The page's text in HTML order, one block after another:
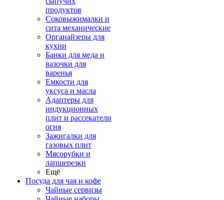
продуктов
Соковыжималки и
сита механические
Органайзеры для
кухни
Банки для меда и
вазочки для
варенья
Емкости для
уксуса и масла
Адаптеры для
индукционных
плит и рассекатели
огня
Зажигалки для
газовых плит
Мясорубки и
лапшерезки
Ещё
Посуда для чая и кофе
Чайные сервизы